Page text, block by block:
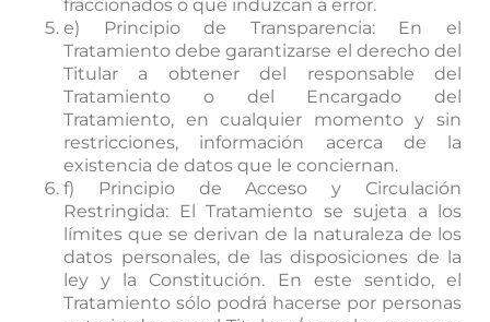
fraccionados o que induzcan a error.
e) Principio de Transparencia: En el
Tratamiento debe garantizarse el derecho del
Titular a obtener del responsable del
Tratamiento o del Encargado del
Tratamiento, en cualquier momento y sin
restricciones, información acerca de la
existencia de datos que le conciernan.
f) Principio de Acceso y Circulación
Restringida: El Tratamiento se sujeta a los
límites que se derivan de la naturaleza de los
datos personales, de las disposiciones de la
ley y la Constitución. En este sentido, el
Tratamiento sólo podrá hacerse por personas